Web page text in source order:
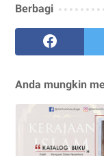
Berbagi
Anda mungkin